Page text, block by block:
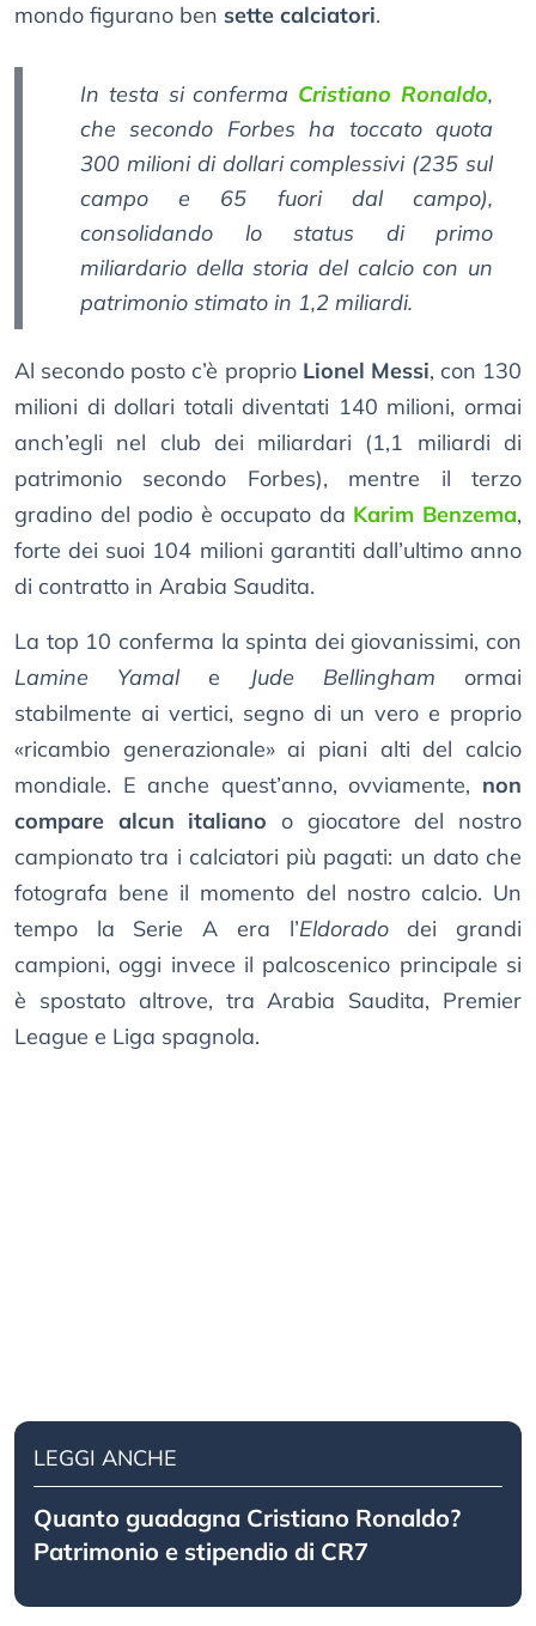
mondo figurano ben sette calciatori.
In testa si conferma Cristiano Ronaldo,
che secondo Forbes ha toccato quota
300 milioni di dollari complessivi (235 sul
campo e 65 fuori dal campo),
consolidando lo status di primo
miliardario della storia del calcio con un
patrimonio stimato in 1,2 miliardi.
Al secondo posto c’è proprio Lionel Messi, con 130
milioni di dollari totali diventati 140 milioni, ormai
anch’egli nel club dei miliardari (1,1 miliardi di
patrimonio secondo Forbes), mentre il terzo
gradino del podio è occupato da Karim Benzema,
forte dei suoi 104 milioni garantiti dall’ultimo anno
di contratto in Arabia Saudita.
La top 10 conferma la spinta dei giovanissimi, con
Lamine Yamale Jude Bellingham ormai
stabilmente ai vertici, segno di un vero e proprio
«ricambio generazionale» ai piani alti del calcio
mondiale. E anche quest’anno, ovviamente, non
compare alcun italiano o giocatore del nostro
campionato tra i calciatori più pagati: un dato che
fotografa bene il momento del nostro calcio. Un
tempo la Serie A era l’Eldoradodei grandi
campioni, oggi invece il palcoscenico principale si
è spostato altrove, tra Arabia Saudita, Premier
League e Liga spagnola.
LEGGI ANCHE
Quanto guadagna Cristiano Ronaldo?
Patrimonio e stipendio di CR7